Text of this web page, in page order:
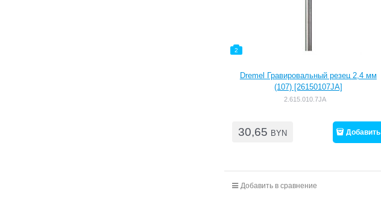
2
Dremel Гравировальный резец 2,4 мм
(107) [26150107JA]
2.615.010.7JA
30,65 BYN Добавить
Добавить в сравнение